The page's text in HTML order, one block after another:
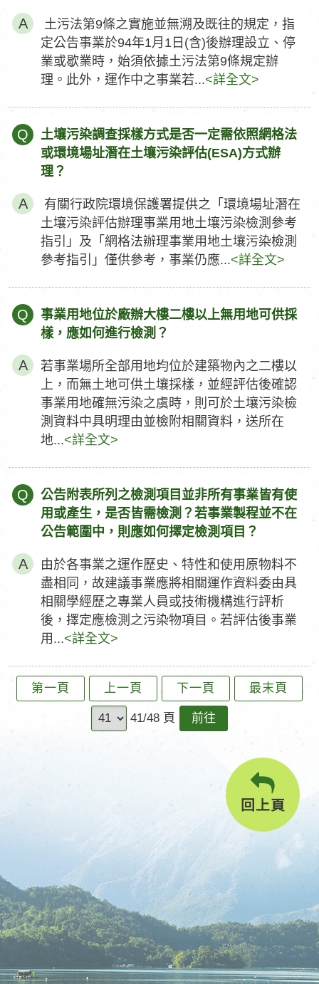
土污法第9條之實施並無溯及既往的規定，指
定公告事業於94年1月1日(含)後辦理設立、停
業或歇業時，始須依據土污法第9條規定辦
理。此外，運作中之事業若...<詳全文>
Q
土壤污染調查採樣方式是否一定需依照網格法
或環境場址潛在土壤污染評估(ESA)方式辦
理？
有關行政院環境保護署提供之「環境場址潛在
土壤污染評估辦理事業用地土壤污染檢測參考
指引」及「網格法辦理事業用地土壤污染檢測
參考指引」僅供參考，事業仍應...<詳全文>
Q
事業用地位於廠辦大樓二樓以上無用地可供採
樣，應如何進行檢測？
若事業場所全部用地均位於建築物內之二樓以
上，而無土地可供土壤採樣，並經評估後確認
事業用地確無污染之虞時，則可於土壤污染檢
測資料中具明理由並檢附相關資料，送所在
地...<詳全文>
Q
公告附表所列之檢測項目並非所有事業皆有使
用或產生，是否皆需檢測？若事業製程並不在
公告範圍中，則應如何擇定檢測項目？
由於各事業之運作歷史、特性和使用原物料不
盡相同，故建議事業應將相關運作資料委由具
相關學經歷之專業人員或技術機構進行評析
後，擇定應檢測之污染物項目。若評估後事業
用...<詳全文>
第一頁 上一頁 下一頁 最末頁
41/48 頁
往
回上頁